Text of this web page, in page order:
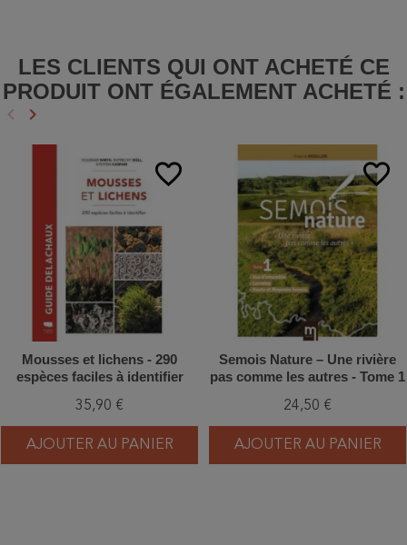
LES CLIENTS QUI ONT ACHETÉ CE
PRODUIT ONT ÉGALEMENT ACHETÉ :
Précédent
keyboard_arrow_left Suivant
keyboard_arrow_right
favorite_border
Mousses et lichens - 290
espèces faciles à identifier
35,90 €
AJOUTER AU PANIER
favorite_border
Semois Nature – Une rivière
pas comme les autres - Tome 1
24,50 €
AJOUTER AU PANIER